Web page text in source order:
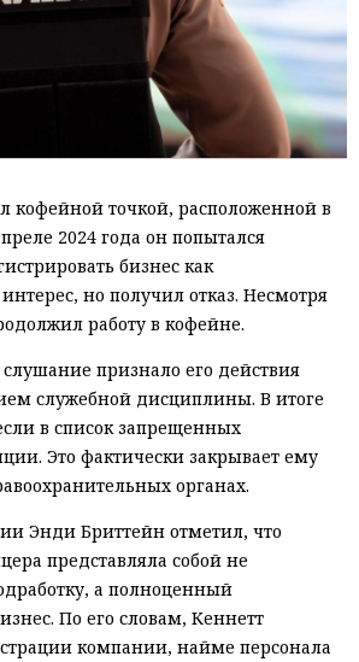
кофейной точкой, расположенной в
2024 года он попытался
бизнес как
но получил отказ. Несмотря
работу в кофейне.
признало его действия
служебной дисциплины. В итоге
в список запрещенных
Это фактически закрывает ему
органах.
Энди Бриттейн отметил, что
представляла собой не
а полноценный
По его словам, Кеннетт
компании, найме персонала